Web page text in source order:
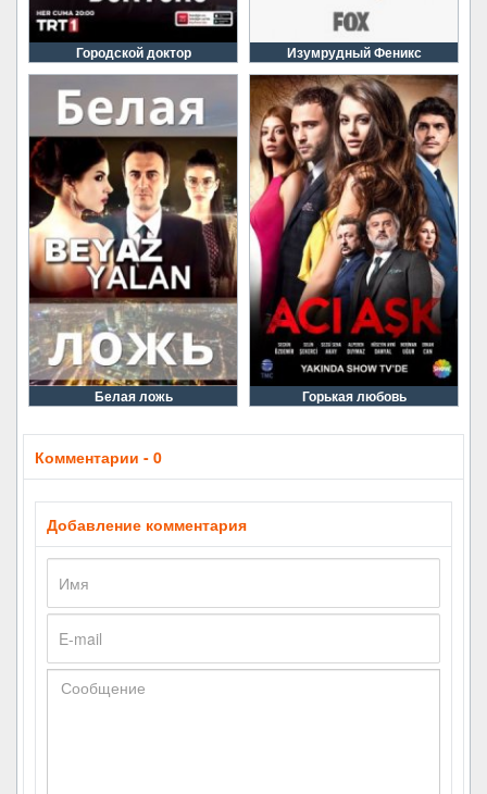
Городской доктор Изумрудный Феникс
Белая ложь Горькая любовь
Комментарии - 0
Добавление комментария